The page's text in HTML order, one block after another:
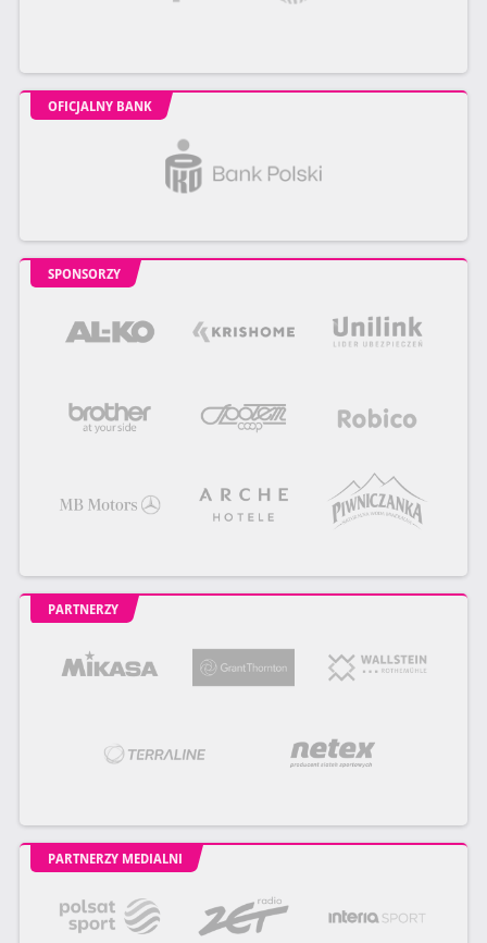
OFICJALNY BANK
SPONSORZY
PARTNERZY
PARTNERZY MEDIALNI